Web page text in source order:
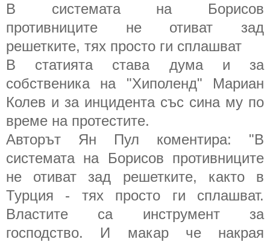
В системата на Борисов
противниците не отиват зад
решетките, тях просто ги сплашват
В статията става дума и за
собственика на "Хиполенд" Мариан
Колев и за инцидента със сина му по
време на протестите.
Авторът Ян Пул коментира: "В
системата на Борисов противниците
не отиват зад решетките, както в
Турция - тях просто ги сплашват.
Властите са инструмент за
господство. И макар че накрая